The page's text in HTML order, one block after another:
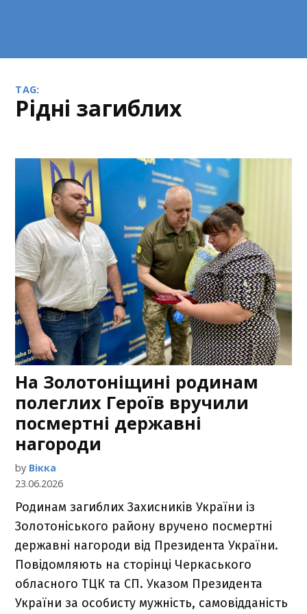
TAG:
рідні загиблих
На Золотоніщині родинам
полеглих Героїв вручили
посмертні державні
нагороди
by Вікка
23.06.2026
Родинам загиблих Захисників України із
Золотоніського району вручено посмертні
державні нагороди від Президента України.
Повідомляють на сторінці Черкаського
обласного ТЦК та СП. Указом Президента
України за особисту мужність, самовідданість